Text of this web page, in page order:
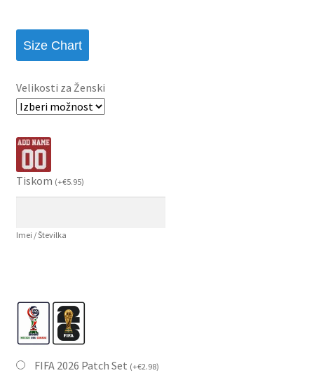
Size Chart
Velikosti za Ženski
Tiskom (+€5.95)
Imei / Številka
FIFA 2026 Patch Set (+€2.98)